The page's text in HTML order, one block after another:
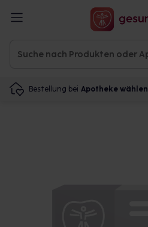
Bestellung bei Apotheke wählen